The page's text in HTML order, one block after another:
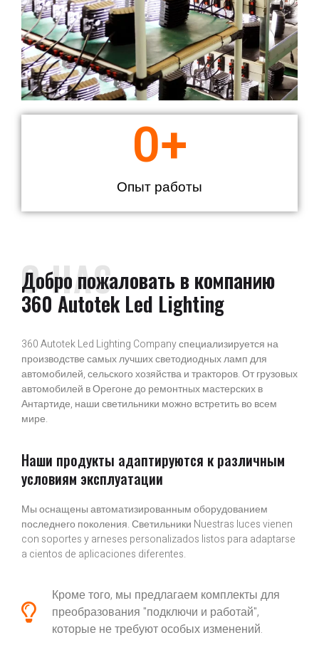
Опыт работы
0+
Добро пожаловать в компанию
360 Autotek Led Lighting
360 Autotek Led Lighting Company специализируется на
производстве самых лучших светодиодных ламп для
автомобилей, сельского хозяйства и тракторов. От грузовых
автомобилей в Орегоне до ремонтных мастерских в
Антартиде, наши светильники можно встретить во всем
мире.
О НАС
Наши продукты адаптируются к различным
условиям эксплуатации
Мы оснащены автоматизированным оборудованием
последнего поколения. Светильники Nuestras luces vienen
con soportes y arneses personalizados listos para adaptarse
a cientos de aplicaciones diferentes.
Кроме того, мы предлагаем комплекты для
преобразования "подключи и работай",
которые не требуют особых изменений.